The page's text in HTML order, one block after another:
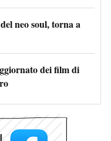
neo soul, torna a
dei film di